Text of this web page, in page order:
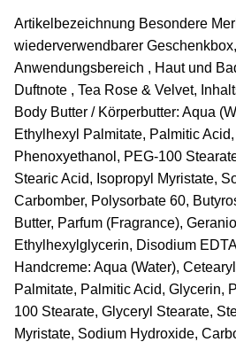
Artikelbezeichnung Besondere
wiederverwendbarer
Anwendungsbereich , Haut und
Duftnote , Tea Rose & Velvet,
Body Butter / Körperbutter: Aqua
Ethylhexyl Palmitate, Palmitic
Phenoxyethanol, PEG-100
Stearic Acid, Isopropyl Myristate,
Carbomber, Polysorbate 60,
Butter, Parfum (Fragrance),
Ethylhexylglycerin, Disodium
Handcreme: Aqua (Water),
Palmitate, Palmitic Acid, Glycerin,
100 Stearate, Glyceryl Stearate,
Myristate, Sodium Hydroxide,